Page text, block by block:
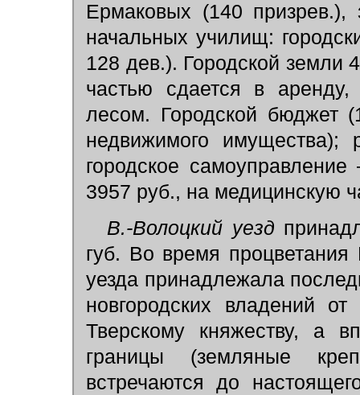
Ермаковых (140 призрев.),
начальных училищ:
128 дев.). Городской земли
частью сдается в
лесом. Городской бюджет
недвижимого
городское
3957 руб., на медицинскую
В.-Волоцкий уезд
губ. Во время процветания
уезда принадлежала
новгородских владений
Тверскому княжеству, а
границы (земляные
встречаются до